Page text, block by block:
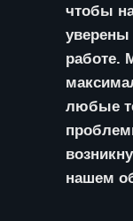
чтобы
уверены
работе.
любые
нашем